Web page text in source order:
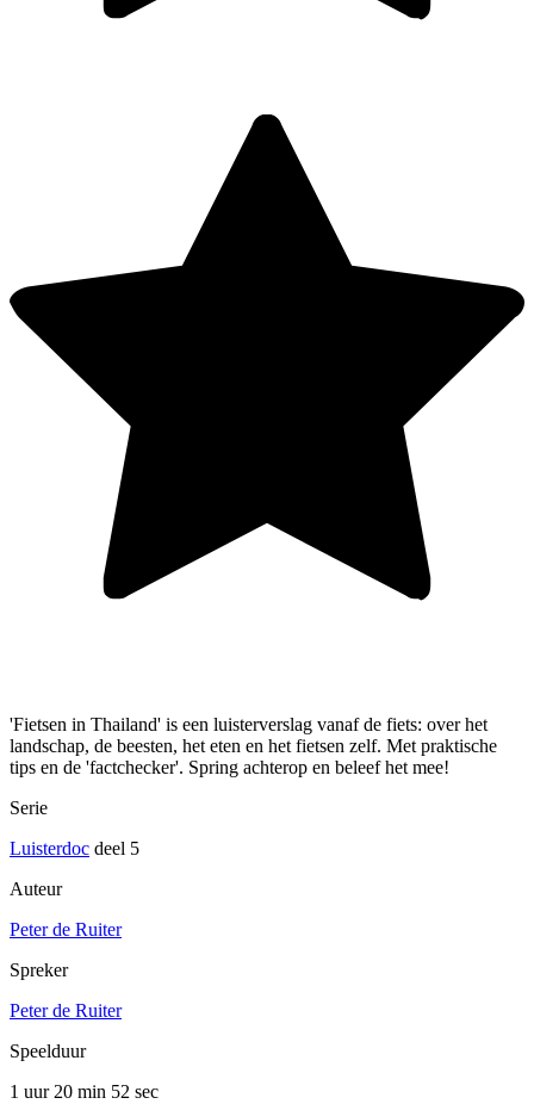
'Fietsen in Thailand' is een luisterverslag vanaf de fiets: over het
landschap, de beesten, het eten en het fietsen zelf. Met praktische
tips en de 'factchecker'. Spring achterop en beleef het mee!
Serie
Luisterdoc deel 5
Auteur
Peter de Ruiter
Spreker
Peter de Ruiter
Speelduur
1 uur 20 min 52 sec